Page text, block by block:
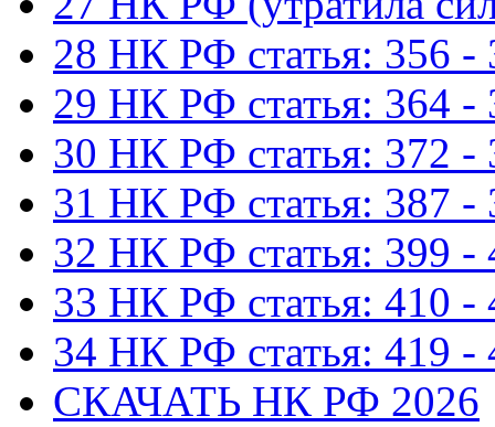
28 НК РФ статья: 356 -
29 НК РФ статья: 364 -
30 НК РФ статья: 372 -
31 НК РФ статья: 387 -
32 НК РФ статья: 399 -
33 НК РФ статья: 410 -
34 НК РФ статья: 419 -
СКАЧАТЬ НК РФ 2026